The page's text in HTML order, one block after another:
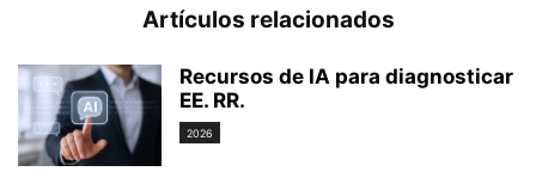
Artículos relacionados
Recursos de IA para diagnosticar
EE. RR.
2026